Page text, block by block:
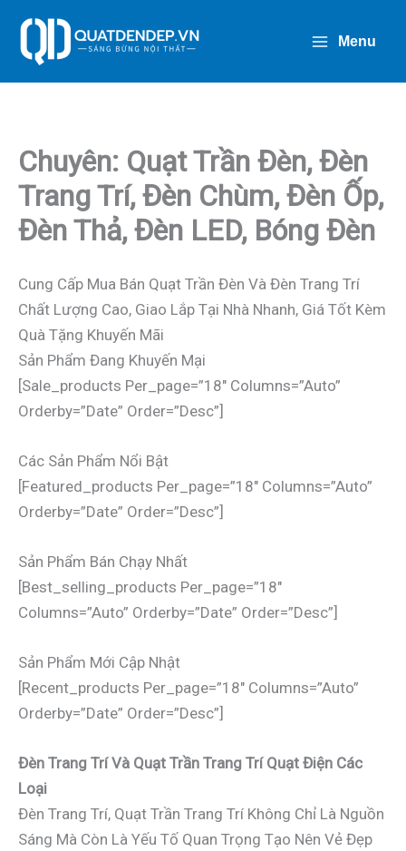
Dung
Menu
Chuyên: Quạt Trần Đèn, Đèn
Trang Trí, Đèn Chùm, Đèn Ốp,
Đèn Thả, Đèn LED, Bóng Đèn
Cung Cấp Mua Bán Quạt Trần Đèn Và Đèn Trang Trí
Chất Lượng Cao, Giao Lắp Tại Nhà Nhanh, Giá Tốt Kèm
Quà Tặng Khuyến Mãi
Sản Phẩm Đang Khuyến Mại
[sale_products Per_page=”18″ Columns=”auto”
Orderby=”date” Order=”desc”]
Các Sản Phẩm Nổi Bật
[featured_products Per_page=”18″ Columns=”auto”
Orderby=”date” Order=”desc”]
Sản Phẩm Bán Chạy Nhất
[best_selling_products Per_page=”18″
Columns=”auto” Orderby=”date” Order=”desc”]
Sản Phẩm Mới Cập Nhật
[recent_products Per_page=”18″ Columns=”auto”
Orderby=”date” Order=”desc”]
Đèn Trang Trí Và Quạt Trần Trang Trí Quạt Điện Các
Loại
Đèn Trang Trí, Quạt Trần Trang Trí Không Chỉ Là Nguồn
Sáng Mà Còn Là Yếu Tố Quan Trọng Tạo Nên Vẻ Đẹp